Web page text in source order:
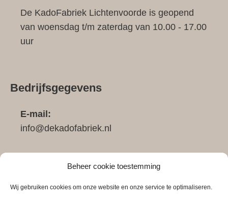
Beheer cookie toestemming
Wij gebruiken cookies om onze website en onze service te optimaliseren.
De KadoFabriek Lichtenvoorde is geopend
van woensdag t/m zaterdag van 10.00 - 17.00
uur
Bedrijfsgegevens
E-mail:
info@dekadofabriek.nl
0683911148